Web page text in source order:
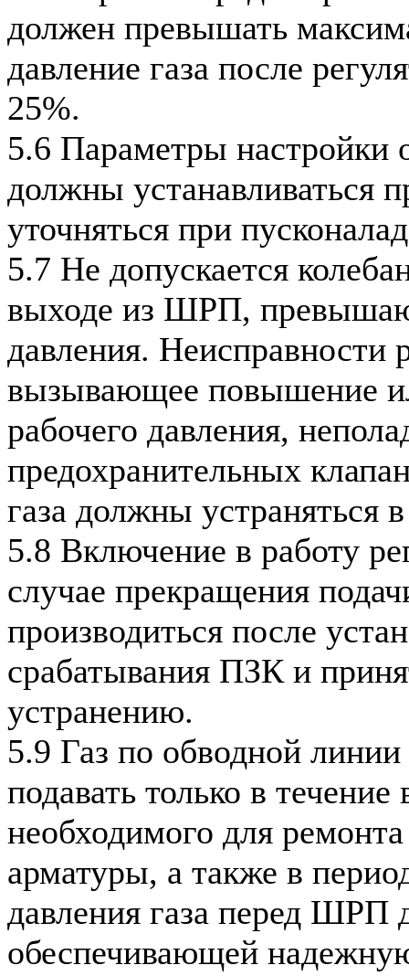
должен превышать
давление газа после
25%.
5.6 Параметры
должны устанавливаться
уточняться при
5.7 Не допускается
выходе из ШРП,
давления. Неисправности
вызывающее повышение
рабочего давления,
предохранительных
газа должны устраняться
5.8 Включение в работу
случае прекращения
производиться после
срабатывания ПЗК и
устранению.
5.9 Газ по обводной линии
подавать только в
необходимого для
арматуры, а также в
давления газа перед ШРП
обеспечивающей